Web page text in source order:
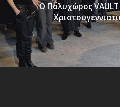
Ο Πολυχώρος VAULT